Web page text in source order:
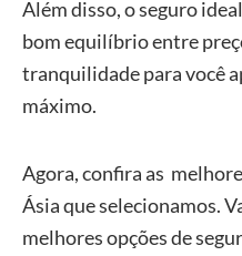
Além disso, o seguro
bom equilíbrio entre
tranquilidade para você
máximo.
Agora, confira as
Ásia que selecionamos.
melhores opções de